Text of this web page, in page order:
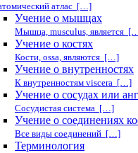
атлас […]
Учение о мышцах
Мышца, musculus, является
Учение о костях
Кости, ossa, являются […]
Учение о внутренностях
К внутренностям viscera […]
Учение о сосудах или
Сосудистая система […]
Учение о соединениях
Все виды соединений […]
Терминология